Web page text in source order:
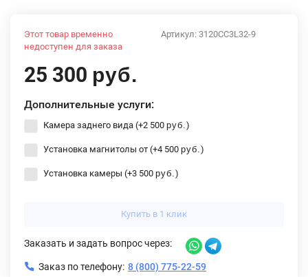
Артикул: 3120CC3L32-9
Этот товар временно
недоступен для заказа
25 300 руб.
Дополнительные услуги:
Камера заднего вида (+2 500 руб. )
Установка магнитолы от (+4 500 руб. )
Установка камеры (+3 500 руб. )
Купить в 1 клик
Заказать и задать вопрос через:
Заказ по телефону: 8 (800) 775-22-59